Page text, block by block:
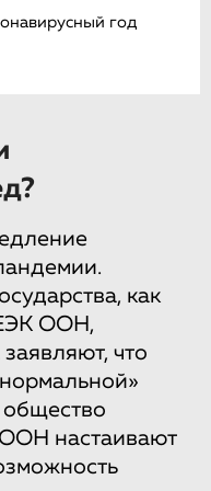
год
как
ООН,
что
настаивают